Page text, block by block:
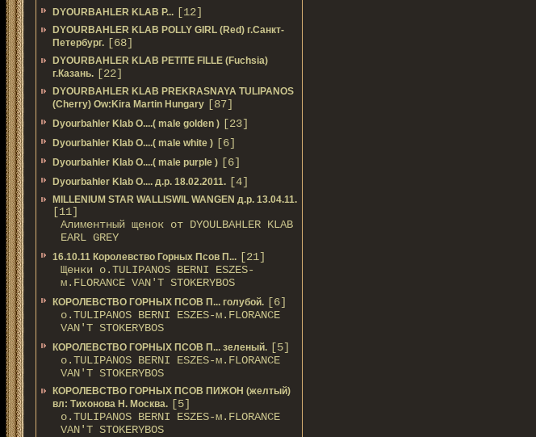
DYOURBAHLER KLAB P... [12]
DYOURBAHLER KLAB POLLY GIRL (Red) г.Санкт-
Петербург. [68]
DYOURBAHLER KLAB PETITE FILLE (Fuchsia)
г.Казань. [22]
DYOURBAHLER KLAB PREKRASNAYA TULIPANOS
(Cherry) Ow:Kira Martin Hungary [87]
Dyourbahler Klab O....( male golden ) [23]
Dyourbahler Klab O....( male white ) [6]
Dyourbahler Klab O....( male purple ) [6]
Dyourbahler Klab O.... д.р. 18.02.2011. [4]
MILLENIUM STAR WALLISWIL WANGEN д.р. 13.04.11.
[11]
Алиментный щенок от DYOULBAHLER KLAB
EARL GREY
16.10.11 Королевство Горных Псов П... [21]
Щенки о.TULIPANOS BERNI ESZES-
м.FLORANCE VAN'T STOKERYBOS
КОРОЛЕВСТВО ГОРНЫХ ПСОВ П... голубой. [6]
о.TULIPANOS BERNI ESZES-м.FLORANCE
VAN'T STOKERYBOS
КОРОЛЕВСТВО ГОРНЫХ ПСОВ П... зеленый. [5]
о.TULIPANOS BERNI ESZES-м.FLORANCE
VAN'T STOKERYBOS
КОРОЛЕВСТВО ГОРНЫХ ПСОВ ПИЖОН (желтый)
вл: Тихонова Н. Москва. [5]
о.TULIPANOS BERNI ESZES-м.FLORANCE
VAN'T STOKERYBOS